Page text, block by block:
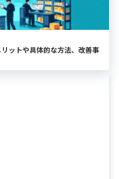
ットや具体的な方法、改善事